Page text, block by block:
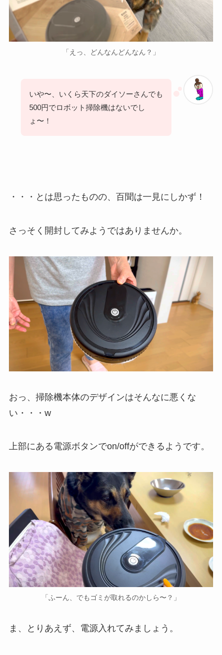
「えっ、どんなんどんなん？」
いや〜、いくら天下のダイソーさんでも
500円でロボット掃除機はないでし
ょ〜！
・・・とは思ったものの、百聞は一見にしかず！
さっそく開封してみようではありませんか。
おっ、掃除機本体のデザインはそんなに悪くな
い・・・w
上部にある電源ボタンでon/offができるようです。
「ふーん、でもゴミが取れるのかしら〜？」
ま、とりあえず、電源入れてみましょう。